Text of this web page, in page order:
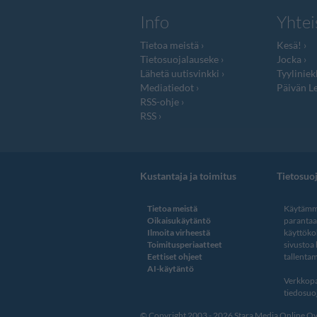
Info
Tietoa meistä
Tietosuojalauseke
Lähetä uutisvinkki
Mediatiedot
RSS-ohje
RSS
Kesä!
Jocka
Päivän
Kustantaja ja toimitus
Tietoa meistä
Oikaisukäytäntö
Ilmoita virheestä
Toimitusperiaatteet
Eettiset ohjeet
AI-käytäntö
sivustoa